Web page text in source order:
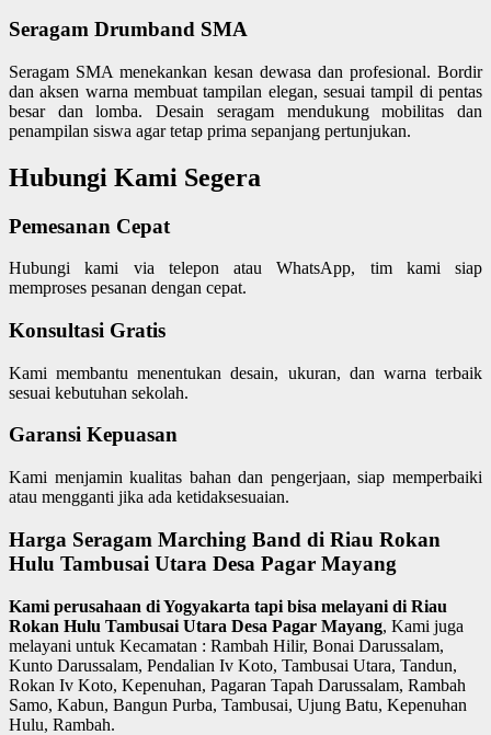
Seragam Drumband SMA
Seragam SMA menekankan kesan dewasa dan profesional. Bordir
dan aksen warna membuat tampilan elegan, sesuai tampil di pentas
besar dan lomba. Desain seragam mendukung mobilitas dan
penampilan siswa agar tetap prima sepanjang pertunjukan.
Hubungi Kami Segera
Pemesanan Cepat
Hubungi kami via telepon atau WhatsApp, tim kami siap
memproses pesanan dengan cepat.
Konsultasi Gratis
Kami membantu menentukan desain, ukuran, dan warna terbaik
sesuai kebutuhan sekolah.
Garansi Kepuasan
Kami menjamin kualitas bahan dan pengerjaan, siap memperbaiki
atau mengganti jika ada ketidaksesuaian.
Harga Seragam Marching Band di Riau Rokan
Hulu Tambusai Utara Desa Pagar Mayang
Kami perusahaan di Yogyakarta tapi bisa melayani di Riau
Rokan Hulu Tambusai Utara Desa Pagar Mayang, Kami juga
melayani untuk Kecamatan : Rambah Hilir, Bonai Darussalam,
Kunto Darussalam, Pendalian Iv Koto, Tambusai Utara, Tandun,
Rokan Iv Koto, Kepenuhan, Pagaran Tapah Darussalam, Rambah
Samo, Kabun, Bangun Purba, Tambusai, Ujung Batu, Kepenuhan
Hulu, Rambah.